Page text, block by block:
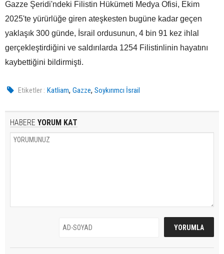
Gazze Şeridi'ndeki Filistin Hükümeti Medya Ofisi, Ekim
2025'te yürürlüğe giren ateşkesten bugüne kadar geçen
yaklaşık 300 günde, İsrail ordusunun, 4 bin 91 kez ihlal
gerçekleştirdiğini ve saldırılarda 1254 Filistinlinin hayatını
kaybettiğini bildirmişti.
Etiketler : Katliam,Gazze,Soykırımcı İsrail
HABERE YORUM KAT